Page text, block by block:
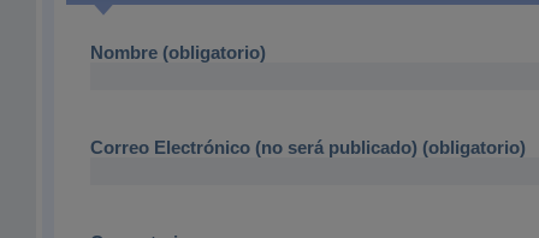
Nombre (obligatorio)
Correo Electrónico (no será publicado) (obligatorio)